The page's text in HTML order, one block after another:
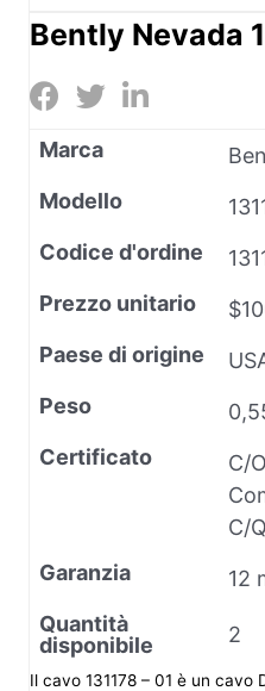
Bently Nevada
Marca
Modello
Codice d'ordine
Prezzo unitario
Paese di origine
Peso
Certificato
C/
C/
Garanzia
12
Quantità
disponibile
2
Il cavo 131178 – 01 è un cavo